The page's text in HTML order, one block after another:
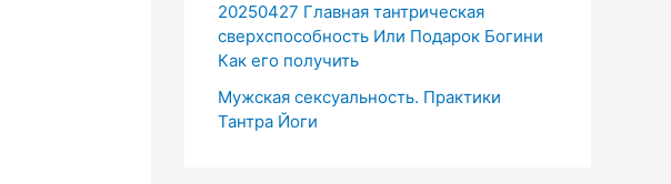
20250427 Главная тантрическая
сверхспособность Или Подарок Богини
Как его получить
Мужская сексуальность. Практики
Тантра Йоги